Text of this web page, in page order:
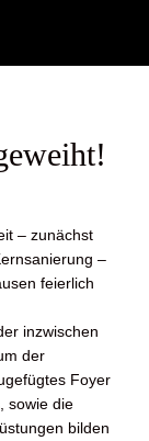
– zunächst
–
feierlich
inzwischen
der
Foyer
sowie die
bilden